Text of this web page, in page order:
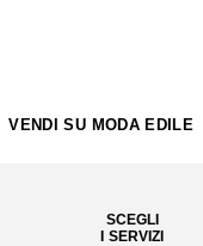
VENDI SU MODA EDILE
SCEGLI
I SERVIZI